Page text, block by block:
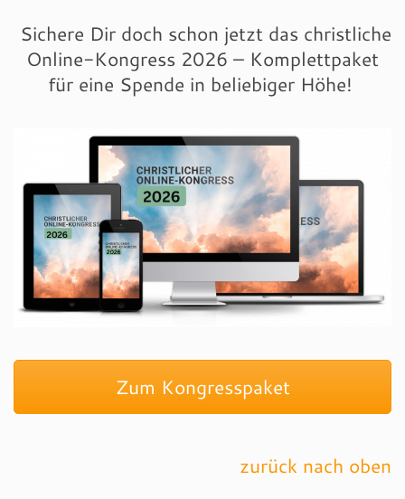
Sichere Dir doch schon jetzt das christliche
Online-Kongress 2026 – Komplettpaket
für eine Spende in beliebiger Höhe!
Zum Kongresspaket
zurück nach oben